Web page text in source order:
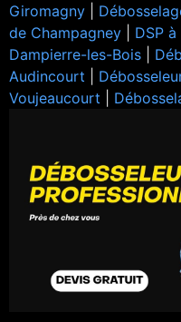
Giromagny
de Champagney
DSP
Dampierre-les-Bois
Audincourt
Voujeaucourt